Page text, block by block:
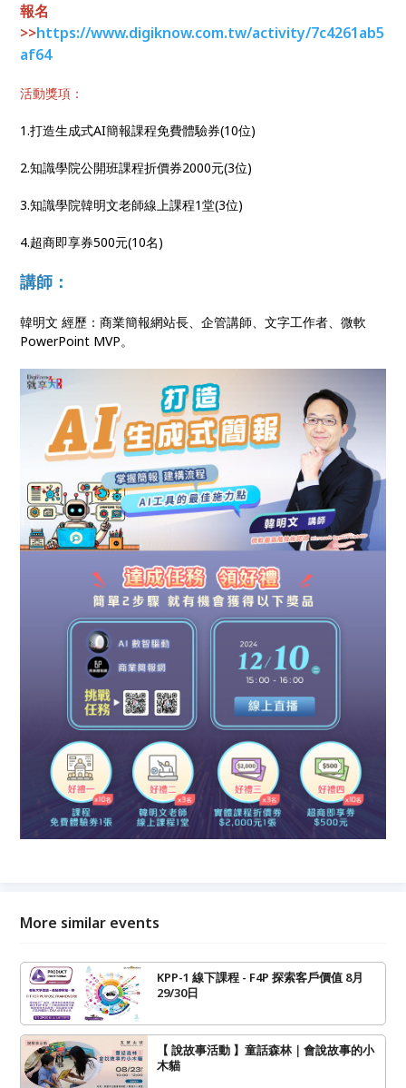
報名
>>https://www.digiknow.com.tw/activity/7c4261ab5
af64
活動獎項：
1.打造生成式AI簡報課程免費體驗券(10位)
2.知識學院公開班課程折價券2000元(3位)
3.知識學院韓明文老師線上課程1堂(3位)
4.超商即享券500元(10名)
講師：
韓明文 經歷：商業簡報網站長、企管講師、文字工作者、微軟
PowerPoint MVP。
More similar events
KPP-1 線下課程 - F4P 探索客戶價值 8月
29/30日
【 說故事活動 】童話森林｜會說故事的小
木貓